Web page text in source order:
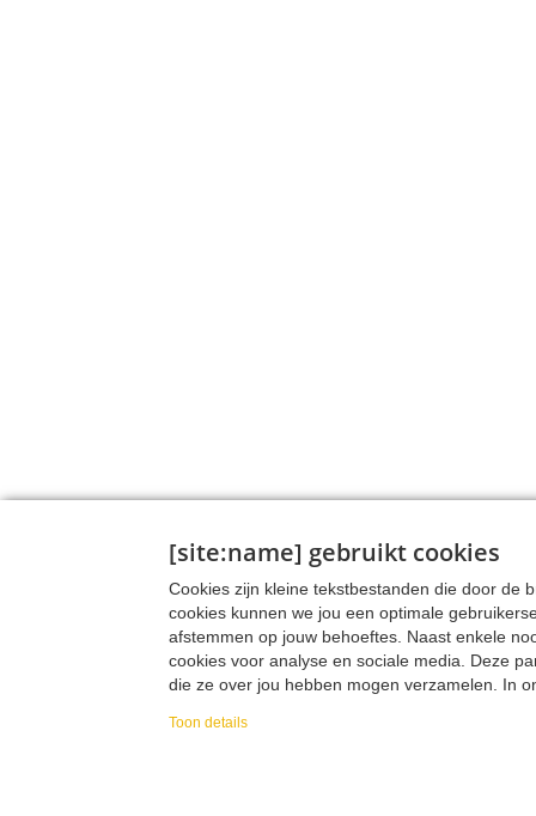
[site:name] gebruikt cookies
Cookies zijn kleine tekstbestanden die door de
cookies kunnen we jou een optimale
afstemmen op jouw behoeftes. Naast enkele
cookies voor analyse en sociale media. Deze
die ze over jou hebben mogen verzamelen. In
Toon details